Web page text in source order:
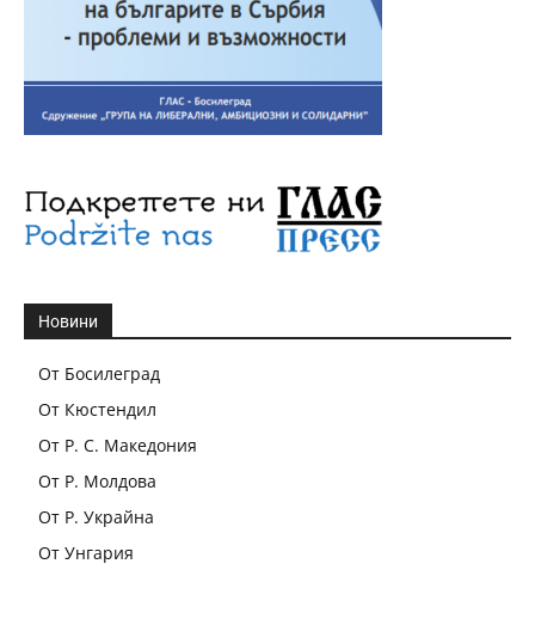
Новини
От Босилеград
От Кюстендил
От Р. С. Македония
От Р. Молдова
От Р. Украйна
От Унгария